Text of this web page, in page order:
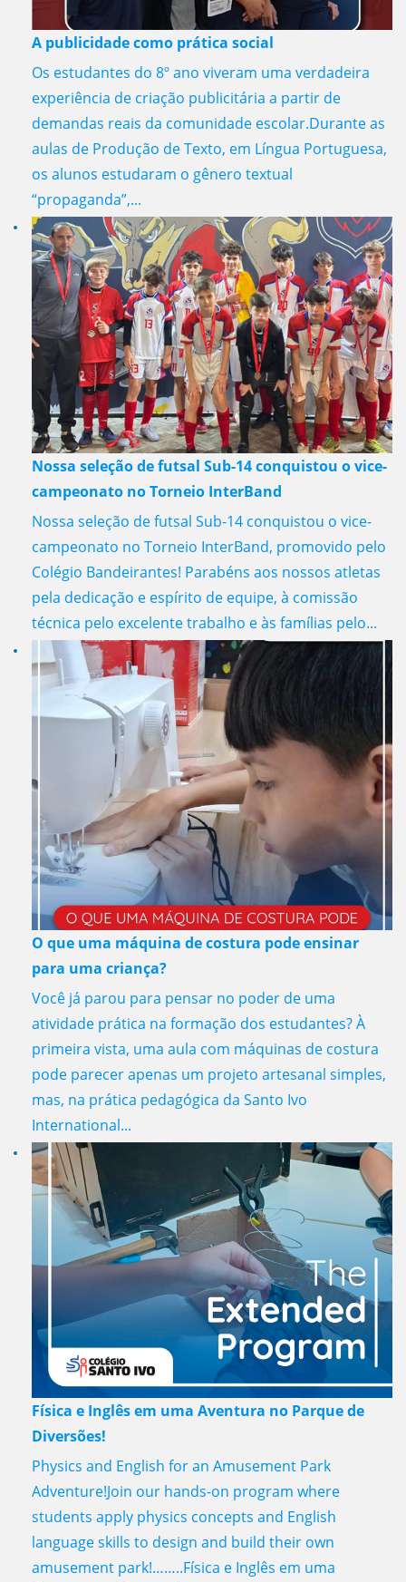
A publicidade como prática social
Os estudantes do 8º ano viveram uma verdadeira
experiência de criação publicitária a partir de
demandas reais da comunidade escolar.Durante as
aulas de Produção de Texto, em Língua Portuguesa,
os alunos estudaram o gênero textual
“propaganda”,...
Nossa seleção de futsal Sub-14 conquistou o vice-
campeonato no Torneio InterBand
Nossa seleção de futsal Sub-14 conquistou o vice-
campeonato no Torneio InterBand, promovido pelo
Colégio Bandeirantes! Parabéns aos nossos atletas
pela dedicação e espírito de equipe, à comissão
técnica pelo excelente trabalho e às famílias pelo...
O que uma máquina de costura pode ensinar
para uma criança?
Você já parou para pensar no poder de uma
atividade prática na formação dos estudantes? À
primeira vista, uma aula com máquinas de costura
pode parecer apenas um projeto artesanal simples,
mas, na prática pedagógica da Santo Ivo
International...
Física e Inglês em uma Aventura no Parque de
Diversões!
Physics and English for an Amusement Park
Adventure!Join our hands-on program where
students apply physics concepts and English
language skills to design and build their own
amusement park!……..Física e Inglês em uma